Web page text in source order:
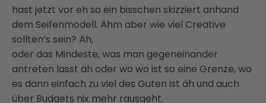
hast jetzt vor eh so ein bisschen skizziert anhand
dem Seifenmodell. Ähm aber wie viel Creative
sollten’s sein? Äh,
oder das Mindeste, was man gegeneinander
antreten lasst äh oder wo wo ist so eine Grenze, wo
es dann einfach zu viel des Guten ist äh und auch
über Budgets nix mehr rausgeht.